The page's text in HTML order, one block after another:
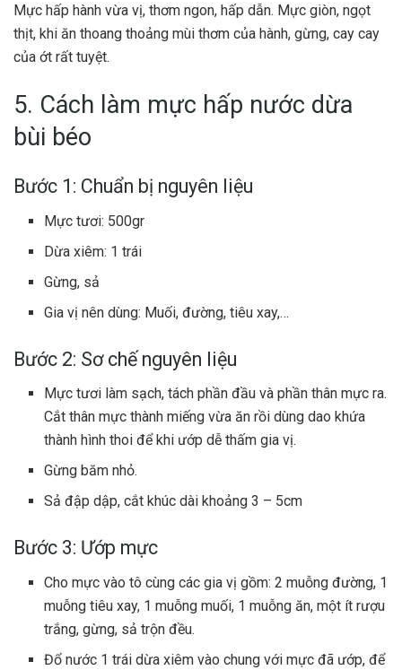
Mực hấp hành vừa vị, thơm ngon, hấp dẫn. Mực giòn, ngọt
thịt, khi ăn thoang thoảng mùi thơm của hành, gừng, cay cay
của ớt rất tuyệt.
5. Cách làm mực hấp nước dừa
bùi béo
Bước 1: Chuẩn bị nguyên liệu
Mực tươi: 500gr
Dừa xiêm: 1 trái
Gừng, sả
Gia vị nên dùng: Muối, đường, tiêu xay,…
Bước 2: Sơ chế nguyên liệu
Mực tươi làm sạch, tách phần đầu và phần thân mực ra.
Cắt thân mực thành miếng vừa ăn rồi dùng dao khứa
thành hình thoi để khi ướp dễ thấm gia vị.
Gừng băm nhỏ.
Sả đập dập, cắt khúc dài khoảng 3 – 5cm
Bước 3: Ướp mực
Cho mực vào tô cùng các gia vị gồm: 2 muỗng đường, 1
muỗng tiêu xay, 1 muỗng muối, 1 muỗng ăn, một ít rượu
trắng, gừng, sả trộn đều.
Đổ nước 1 trái dừa xiêm vào chung với mực đã ướp, để